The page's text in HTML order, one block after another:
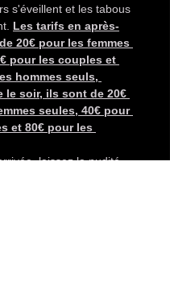
s'éveillent et les tabous
Les tarifs en après-
20€ pour les femmes
pour les couples et
hommes seuls,
le soir, ils sont de 20€
seules, 40€ pour
et 80€ pour les
laissez la nudité